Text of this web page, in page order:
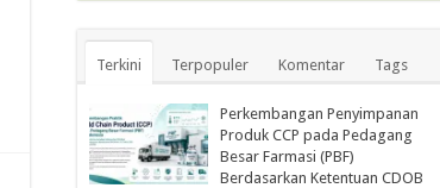
Terkini Terpopuler Komentar Tags
Perkembangan Penyimpanan
Produk CCP pada Pedagang
Besar Farmasi (PBF)
Berdasarkan Ketentuan CDOB